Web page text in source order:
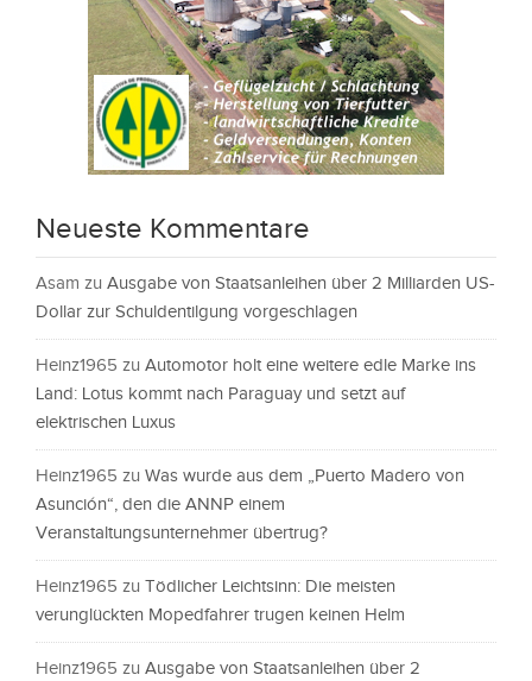
Neueste Kommentare
Asam zu Ausgabe von Staatsanleihen über 2 Milliarden US-
Dollar zur Schuldentilgung vorgeschlagen
Heinz1965 zu Automotor holt eine weitere edle Marke ins
Land: Lotus kommt nach Paraguay und setzt auf
elektrischen Luxus
Heinz1965 zu Was wurde aus dem „Puerto Madero von
Asunción“, den die ANNP einem
Veranstaltungsunternehmer übertrug?
Heinz1965 zu Tödlicher Leichtsinn: Die meisten
verunglückten Mopedfahrer trugen keinen Helm
Heinz1965 zu Ausgabe von Staatsanleihen über 2